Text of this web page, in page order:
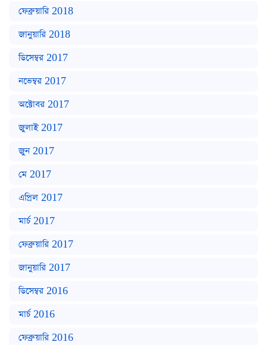
ফেব্রুয়ারি 2018
জানুয়ারি 2018
ডিসেম্বর 2017
নভেম্বর 2017
অক্টোবর 2017
জুলাই 2017
জুন 2017
মে 2017
এপ্রিল 2017
মার্চ 2017
ফেব্রুয়ারি 2017
জানুয়ারি 2017
ডিসেম্বর 2016
মার্চ 2016
ফেব্রুয়ারি 2016